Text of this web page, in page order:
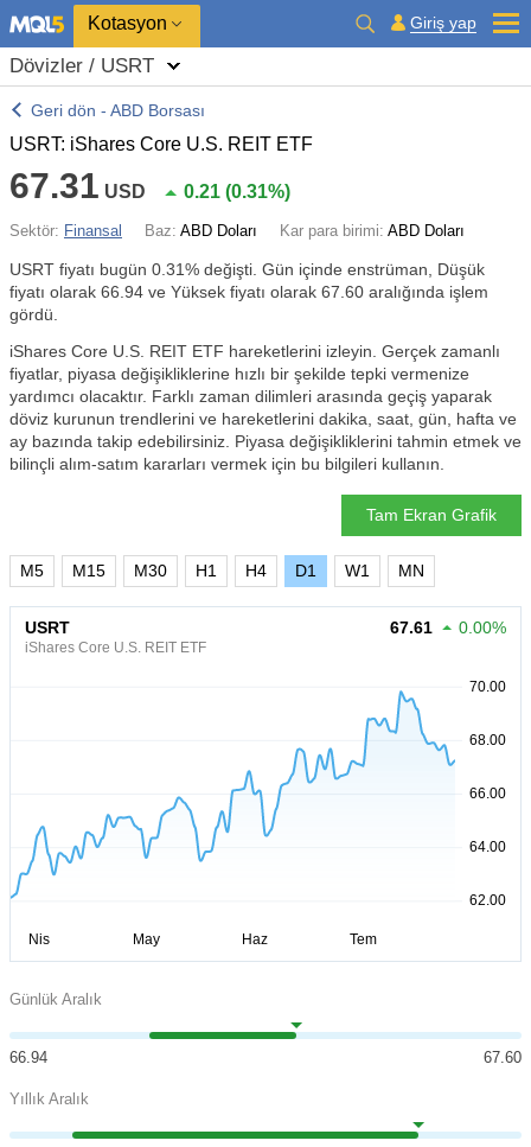
Kotasyon Giriş yap
Dövizler / USRT
Geri dön - ABD Borsası
USRT: iShares Core U.S. REIT ETF
67.31 USD 0.21 (0.31%)
Sektör: Finansal Baz: ABD Doları Kar para birimi: ABD Doları
USRT fiyatı bugün 0.31% değişti. Gün içinde enstrüman, Düşük
fiyatı olarak 66.94 ve Yüksek fiyatı olarak 67.60 aralığında işlem
gördü.
iShares Core U.S. REIT ETF hareketlerini izleyin. Gerçek zamanlı
fiyatlar, piyasa değişikliklerine hızlı bir şekilde tepki vermenize
yardımcı olacaktır. Farklı zaman dilimleri arasında geçiş yaparak
döviz kurunun trendlerini ve hareketlerini dakika, saat, gün, hafta ve
ay bazında takip edebilirsiniz. Piyasa değişikliklerini tahmin etmek ve
bilinçli alım-satım kararları vermek için bu bilgileri kullanın.
Tam Ekran Grafik
M5 M15 M30 H1 H4 D1 W1 MN
USRT
iShares Core U.S. REIT ETF
67.61 0.00%
Günlük Aralık
66.94 67.60
Yıllık Aralık